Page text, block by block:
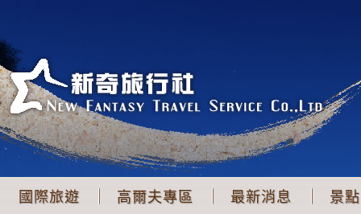
國際旅遊 高爾夫專區 最新消息 景